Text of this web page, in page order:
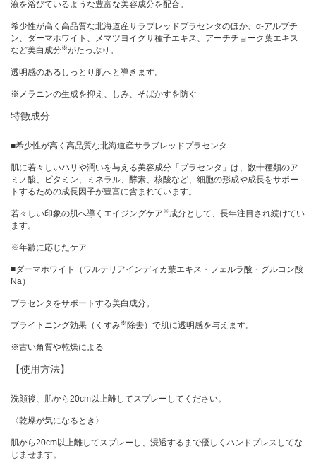
液を浴びているような豊富な美容成分を配合。
希少性が高く高品質な北海道産サラブレッドプラセンタのほか、α-アルブチ
ン、ダーマホワイト、メマツヨイグサ種子エキス、アーチチョーク葉エキス
など美白成分※がたっぷり。
透明感のあるしっとり肌へと導きます。
※メラニンの生成を抑え、しみ、そばかすを防ぐ
特徴成分
■希少性が高く高品質な北海道産サラブレッドプラセンタ
肌に若々しいハリや潤いを与える美容成分「プラセンタ」は、数十種類のア
ミノ酸、ビタミン、ミネラル、酵素、核酸など、細胞の形成や成長をサポー
トするための成長因子が豊富に含まれています。
若々しい印象の肌へ導くエイジングケア ※ 成分として、長年注目され続けてい
ます。
※年齢に応じたケア
■ダーマホワイト（ワルテリアインディカ葉エキス・フェルラ酸・グルコン酸
Na）
プラセンタをサポートする美白成分。
ブライトニング効果（くすみ※ 除去）で肌に透明感を与えます。
※古い角質や乾燥による
【使用方法】
洗顔後、肌から20cm以上離してスプレーしてください。
〈乾燥が気になるとき〉
肌から20cm以上離してスプレーし、浸透するまで優しくハンドプレスしてな
じませます。